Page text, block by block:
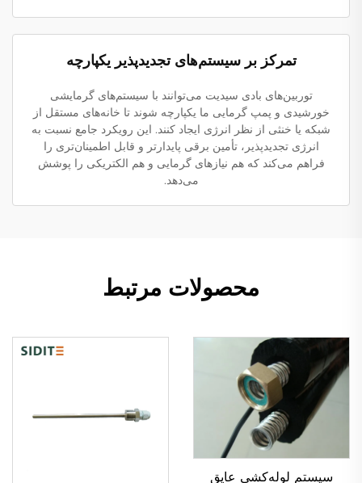
تمرکز بر سیستم‌های تجدیدپذیر یکپارچه
توربین‌های بادی سیدیت می‌توانند با سیستم‌های گرمایشی
خورشیدی و پمپ گرمایی ما یکپارچه شوند تا خانه‌های مستقل از
شبکه یا خنثی از نظر انرژی ایجاد کنند. این رویکرد جامع نسبت به
انرژی تجدیدپذیر، تأمین برقی پایدارتر و قابل اطمینان‌تری را
فراهم می‌کند که هم نیازهای گرمایی و هم الکتریکی را پوشش
می‌دهد.
محصولات مرتبط
سیستم لوله‌کشی عایق